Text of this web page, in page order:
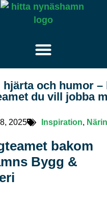
hjärta och humor –
du vill jobba
2025 Inspiration,
bakom
Bygg &